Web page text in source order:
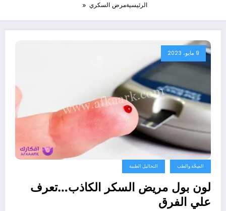
الرئيسيةمرض السكري
9 مايو، 2023
الصِحَّة والطب التحاليل الطبية
لون بول مريض السكر الكاذب…تعرف
علي الفرق